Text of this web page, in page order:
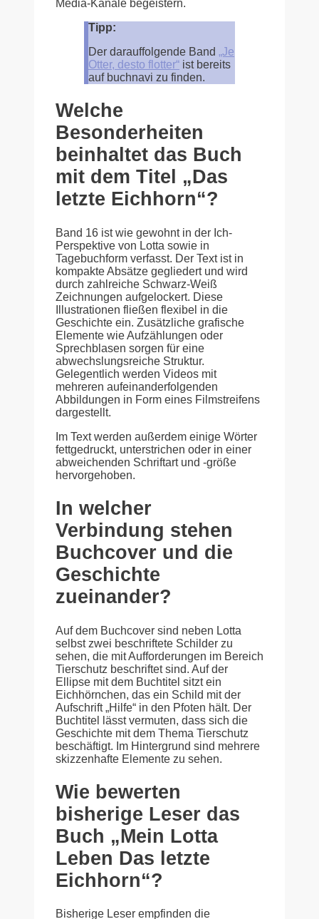
Media-Kanäle begeistern.
Tipp:
Der darauffolgende Band „Je
Otter, desto flotter“ ist bereits
auf buchnavi zu finden.
Welche
Besonderheiten
beinhaltet das Buch
mit dem Titel „Das
letzte Eichhorn“?
Band 16 ist wie gewohnt in der Ich-
Perspektive von Lotta sowie in
Tagebuchform verfasst. Der Text ist in
kompakte Absätze gegliedert und wird
durch zahlreiche Schwarz-Weiß
Zeichnungen aufgelockert. Diese
Illustrationen fließen flexibel in die
Geschichte ein. Zusätzliche grafische
Elemente wie Aufzählungen oder
Sprechblasen sorgen für eine
abwechslungsreiche Struktur.
Gelegentlich werden Videos mit
mehreren aufeinanderfolgenden
Abbildungen in Form eines Filmstreifens
dargestellt.
Im Text werden außerdem einige Wörter
fettgedruckt, unterstrichen oder in einer
abweichenden Schriftart und -größe
hervorgehoben.
In welcher
Verbindung stehen
Buchcover und die
Geschichte
zueinander?
Auf dem Buchcover sind neben Lotta
selbst zwei beschriftete Schilder zu
sehen, die mit Aufforderungen im Bereich
Tierschutz beschriftet sind. Auf der
Ellipse mit dem Buchtitel sitzt ein
Eichhörnchen, das ein Schild mit der
Aufschrift „Hilfe“ in den Pfoten hält. Der
Buchtitel lässt vermuten, dass sich die
Geschichte mit dem Thema Tierschutz
beschäftigt. Im Hintergrund sind mehrere
skizzenhafte Elemente zu sehen.
Wie bewerten
bisherige Leser das
Buch „Mein Lotta
Leben Das letzte
Eichhorn“?
Bisherige Leser empfinden die